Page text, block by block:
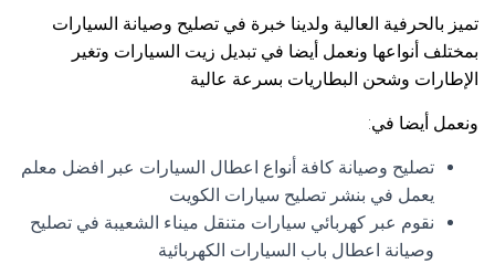
تميز بالحرفية العالية ولدينا خبرة في تصليح وصيانة السيارات
بمختلف أنواعها ونعمل أيضا في تبديل زيت السيارات وتغير
الإطارات وشحن البطاريات بسرعة عالية
ونعمل أيضا في:
تصليح وصيانة كافة أنواع اعطال السيارات عبر افضل معلم
يعمل في بنشر تصليح سيارات الكويت
نقوم عبر كهربائي سيارات متنقل ميناء الشعيبة في تصليح
وصيانة اعطال باب السيارات الكهربائية